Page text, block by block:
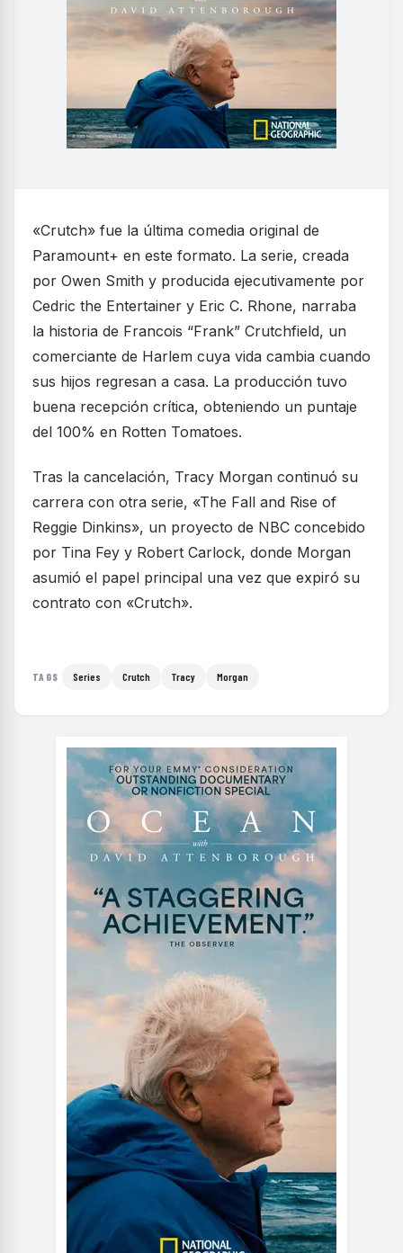
«Crutch» fue la última comedia original de
Paramount+ en este formato. La serie, creada
por Owen Smith y producida ejecutivamente por
Cedric the Entertainer y Eric C. Rhone, narraba
la historia de Francois “Frank” Crutchfield, un
comerciante de Harlem cuya vida cambia cuando
sus hijos regresan a casa. La producción tuvo
buena recepción crítica, obteniendo un puntaje
del 100% en Rotten Tomatoes.
Tras la cancelación, Tracy Morgan continuó su
carrera con otra serie, «The Fall and Rise of
Reggie Dinkins», un proyecto de NBC concebido
por Tina Fey y Robert Carlock, donde Morgan
asumió el papel principal una vez que expiró su
contrato con «Crutch».
TAGS Series Crutch Tracy Morgan